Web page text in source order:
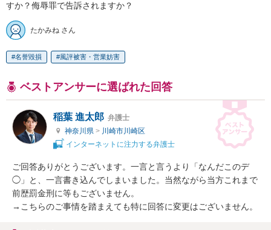
すか？侮辱罪で告訴されますか？
たかみね さん
名誉毀損 風評被害・営業妨害
ベストアンサーに選ばれた回答
稲葉 進太郎 弁護士
神奈川県 > 川崎市川崎区
インターネットに注力する弁護士
ご回答ありがとうございます。一言と言うより「なんだこのデ
◯」と、一言書き込んでしまいました。当然ながら当方これまで
前歴罰金刑に等もございません。
→こちらのご事情を踏まえても特に回答に変更はございません。